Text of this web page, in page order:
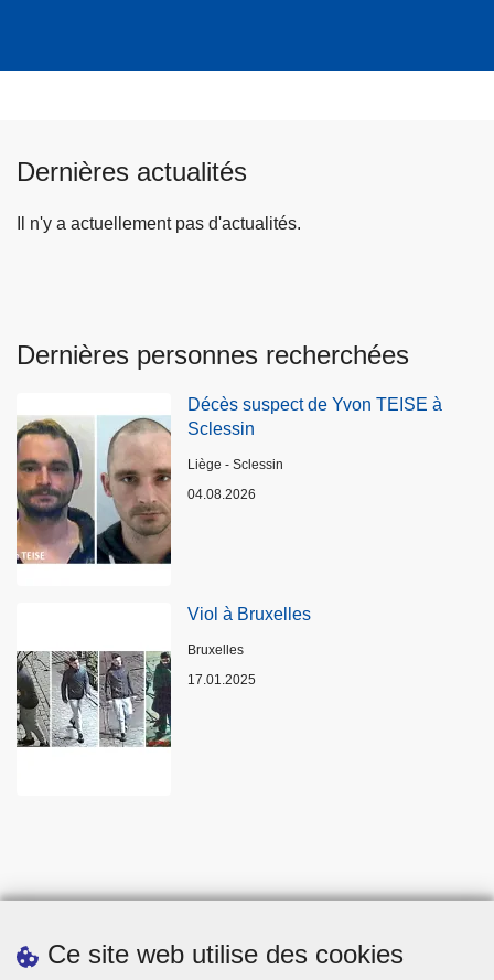
Ce site web utilise des cookies
Dernières actualités
Il n'y a actuellement pas d'actualités.
Dernières personnes recherchées
Décès suspect de Yvon TEISE à
Sclessin
Lieux
Liège - Sclessin
04.08.2026
Viol à Bruxelles
Lieux
Bruxelles
17.01.2025